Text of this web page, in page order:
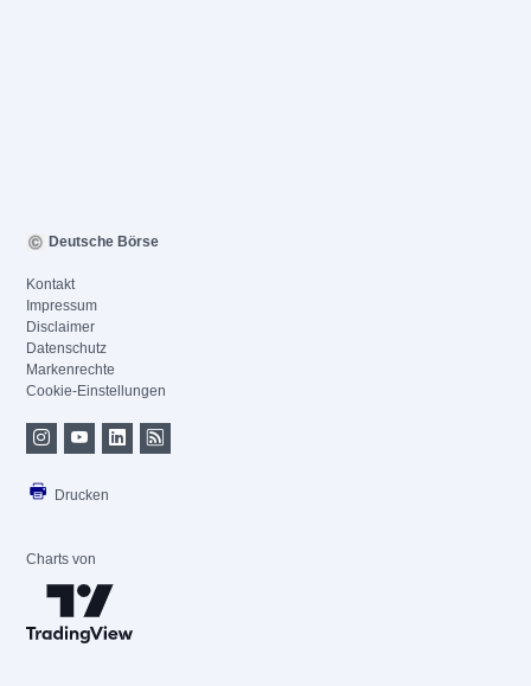
Deutsche Börse
Kontakt
Impressum
Disclaimer
Datenschutz
Markenrechte
Cookie-Einstellungen
Drucken
Charts von